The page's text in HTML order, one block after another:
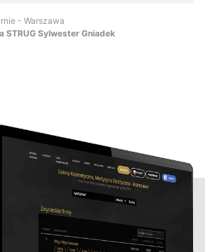
- Warszawa
STRUG Sylwester Gniadek